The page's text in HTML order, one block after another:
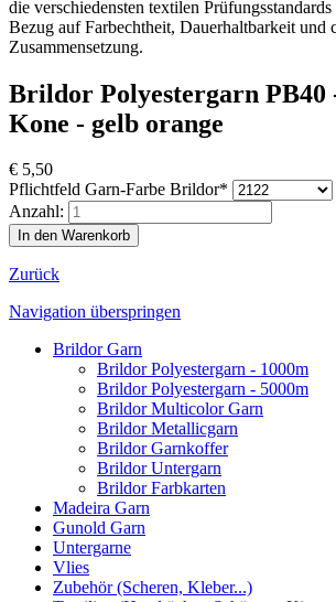
die verschiedensten textilen
Bezug auf Farbechtheit, Dauerhaltbarkeit und
Zusammensetzung.
Brildor Polyestergarn PB40
Kone - gelb orange
€ 5,50
Pflichtfeld Garn-Farbe Brildor*
Anzahl:
Zurück
Navigation überspringen
Brildor Garn
Brildor Polyestergarn - 1000m
Brildor Polyestergarn - 5000m
Brildor Multicolor Garn
Brildor Metallicgarn
Brildor Garnkoffer
Brildor Untergarn
Brildor Farbkarten
Madeira Garn
Gunold Garn
Untergarne
Vlies
Zubehör (Scheren, Kleber...)